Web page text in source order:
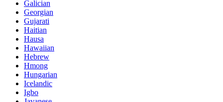
Galician
Georgian
Gujarati
Haitian
Hausa
Hawaiian
Hebrew
Hmong
Hungarian
Icelandic
Igbo